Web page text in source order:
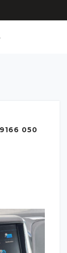
050